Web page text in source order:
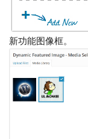
新功能图像框。